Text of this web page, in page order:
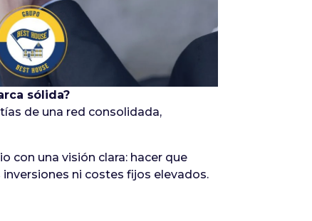
sólida?
de una red consolidada,
con una visión clara: hacer que
ni costes fijos elevados.